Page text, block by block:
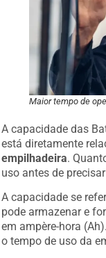
Maior tempo de
A capacidade das
está diretamente
empilhadeira.
uso antes de
A capacidade se
pode armazenar e
em ampère-hora
o tempo de uso da